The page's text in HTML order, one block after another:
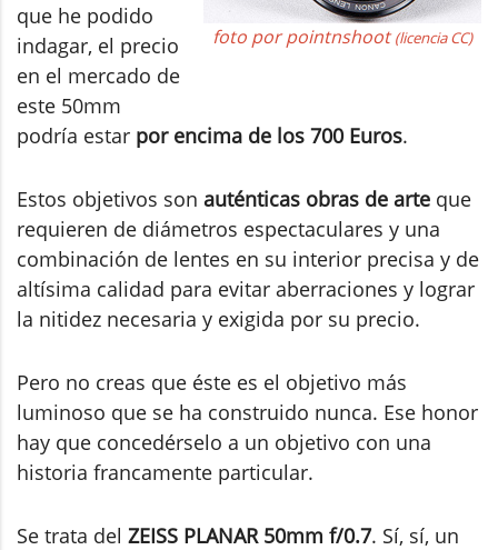
foto por pointnshoot(licencia CC)
que he podido
indagar, el precio
en el mercado de
este 50mm
podría estar por encima de los 700 Euros.
Estos objetivos son auténticas obras de arte que
requieren de diámetros espectaculares y una
combinación de lentes en su interior precisa y de
altísima calidad para evitar aberraciones y lograr
la nitidez necesaria y exigida por su precio.
Pero no creas que éste es el objetivo más
luminoso que se ha construido nunca. Ese honor
hay que concedérselo a un objetivo con una
historia francamente particular.
Se trata del ZEISS PLANAR 50mm f/0.7. Sí, sí, un